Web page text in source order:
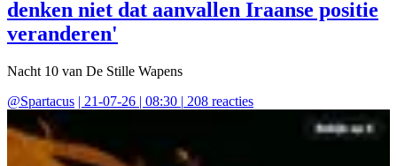
denken niet dat aanvallen Iraanse positie
veranderen'
Nacht 10 van De Stille Wapens
@Spartacus | 21-07-26 | 08:30 | 208 reacties